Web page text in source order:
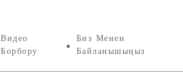
Видео
Борбору
Биз Менен
Байланышыңыз